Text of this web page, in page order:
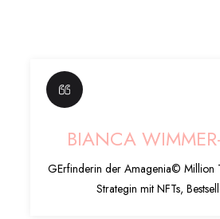
BIANCA
GErfinderin der Amagenia© Million
Strategin mit NFTs,